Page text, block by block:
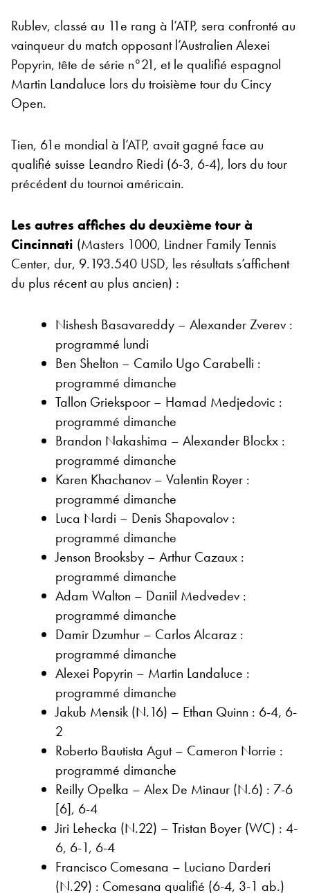
Rublev, classé au 11e rang à l’ATP, sera confronté au
vainqueur du match opposant l’Australien Alexei
Popyrin, tête de série n°21, et le qualifié espagnol
Martin Landaluce lors du troisième tour du Cincy
Open.
Tien, 61e mondial à l’ATP, avait gagné face au
qualifié suisse Leandro Riedi (6-3, 6-4), lors du tour
précédent du tournoi américain.
Les autres affiches du deuxième tour à
Cincinnati (Masters 1000, Lindner Family Tennis
Center, dur, 9.193.540 USD, les résultats s’affichent
du plus récent au plus ancien) :
Nishesh Basavareddy – Alexander Zverev :
programmé lundi
Ben Shelton – Camilo Ugo Carabelli :
programmé dimanche
Tallon Griekspoor – Hamad Medjedovic :
programmé dimanche
Brandon Nakashima – Alexander Blockx :
programmé dimanche
Karen Khachanov – Valentin Royer :
programmé dimanche
Luca Nardi – Denis Shapovalov :
programmé dimanche
Jenson Brooksby – Arthur Cazaux :
programmé dimanche
Adam Walton – Daniil Medvedev :
programmé dimanche
Damir Dzumhur – Carlos Alcaraz :
programmé dimanche
Alexei Popyrin – Martin Landaluce :
programmé dimanche
Jakub Mensik (N.16) – Ethan Quinn : 6-4, 6-
2
Roberto Bautista Agut – Cameron Norrie :
programmé dimanche
Reilly Opelka – Alex De Minaur (N.6) : 7-6
[6], 6-4
Jiri Lehecka (N.22) – Tristan Boyer (WC) : 4-
6, 6-1, 6-4
Francisco Comesana – Luciano Darderi
(N.29) : Comesana qualifié (6-4, 3-1 ab.)